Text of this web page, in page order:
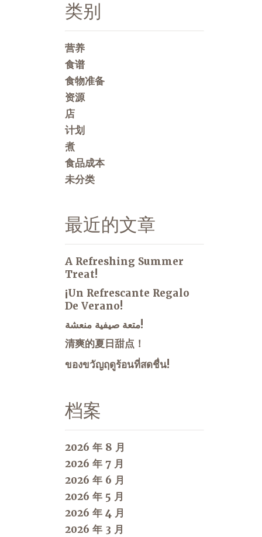
类别
营养
食谱
食物准备
资源
店
计划
煮
食品成本
未分类
最近的文章
A Refreshing Summer
Treat!
¡Un Refrescante Regalo
De Verano!
متعة صيفية منعشة!
清爽的夏日甜点！
ของขวัญฤดูร้อนที่สดชื่น!
档案
2026 年 8 月
2026 年 7 月
2026 年 6 月
2026 年 5 月
2026 年 4 月
2026 年 3 月